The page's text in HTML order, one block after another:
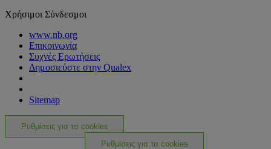
Χρήσιμοι Σύνδεσμοι
www.nb.org
Επικοινωνία
Συχνές Ερωτήσεις
Δημοσιεύστε στην Qualex
Sitemap
Ρυθμίσεις για τα cookies
Ρυθμίσεις για τα cookies